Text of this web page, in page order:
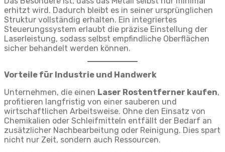
erhitzt wird. Dadurch bleibt es in seiner ursprünglichen
Struktur vollständig erhalten. Ein integriertes
Steuerungssystem erlaubt die präzise Einstellung der
Laserleistung, sodass selbst empfindliche Oberflächen
sicher behandelt werden können.
Vorteile für Industrie und Handwerk
Unternehmen, die einen Laser Rostentferner kaufen,
profitieren langfristig von einer sauberen und
wirtschaftlichen Arbeitsweise. Ohne den Einsatz von
Chemikalien oder Schleifmitteln entfällt der Bedarf an
zusätzlicher Nachbearbeitung oder Reinigung. Dies spart
nicht nur Zeit, sondern auch Ressourcen.